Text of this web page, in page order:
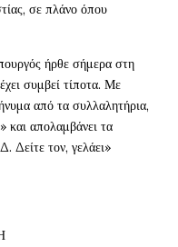
σε πλάνο όπου
ήρθε σήμερα στη
συμβεί τίποτα. Με
από τα συλλαλητήρια,
και απολαμβάνει τα
Δείτε τον, γελάει»